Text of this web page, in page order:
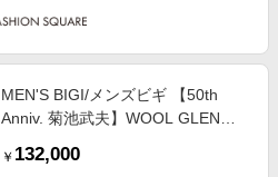
MEN'S BIGI/メンズビギ 【50th
Anniv. 菊池武夫】WOOL GLEN
￥ 132,000